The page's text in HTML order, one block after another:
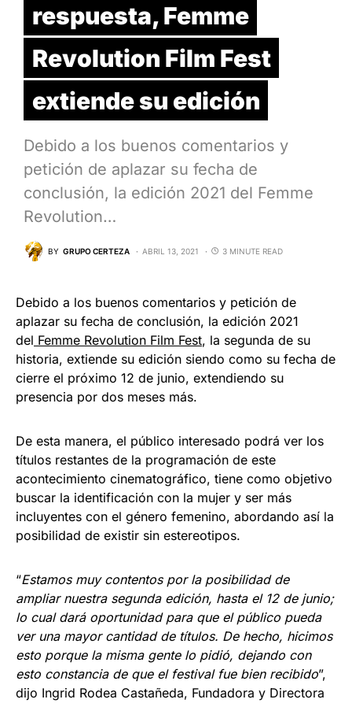
respuesta, Femme
Revolution Film Fest
extiende su edición
Debido a los buenos comentarios y
petición de aplazar su fecha de
conclusión, la edición 2021 del Femme
Revolution…
BY GRUPO CERTEZA ABRIL 13, 2021 3 MINUTE READ
Debido a los buenos comentarios y petición de
aplazar su fecha de conclusión, la edición 2021
del Femme Revolution Film Fest, la segunda de su
historia, extiende su edición siendo como su fecha de
cierre el próximo 12 de junio, extendiendo su
presencia por dos meses más.
De esta manera, el público interesado podrá ver los
títulos restantes de la programación de este
acontecimiento cinematográfico, tiene como objetivo
buscar la identificación con la mujer y ser más
incluyentes con el género femenino, abordando así la
posibilidad de existir sin estereotipos.
“Estamos muy contentos por la posibilidad de
ampliar nuestra segunda edición, hasta el 12 de junio;
lo cual dará oportunidad para que el público pueda
ver una mayor cantidad de títulos. De hecho, hicimos
esto porque la misma gente lo pidió, dejando con
esto constancia de que el festival fue bien recibido”,
dijo Ingrid Rodea Castañeda, Fundadora y Directora